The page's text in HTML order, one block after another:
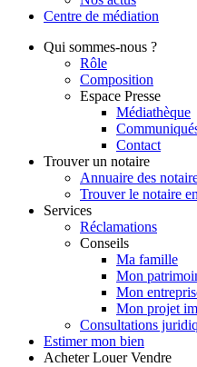
Centre de médiation
Qui sommes-nous ?
Rôle
Composition
Espace Presse
Médiathèque
Contact
Trouver un notaire
Annuaire des
Trouver le notaire
Services
Réclamations
Conseils
Ma famille
Mon
Mon
Mon projet
Consultations
Estimer mon bien
Acheter Louer Vendre